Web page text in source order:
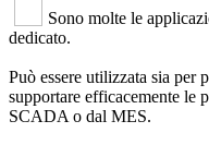
Sono molte le
dedicato.
Può essere utilizzata sia per
supportare efficacemente le
SCADA o dal MES.